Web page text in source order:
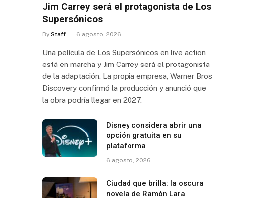
Jim Carrey será el protagonista de Los
Supersónicos
By Staff 6 agosto, 2026
Una película de Los Supersónicos en live action
está en marcha y Jim Carrey será el protagonista
de la adaptación. La propia empresa, Warner Bros
Discovery confirmó la producción y anunció que
la obra podría llegar en 2027.
Disney considera abrir una
opción gratuita en su
plataforma
6 agosto, 2026
Ciudad que brilla: la oscura
novela de Ramón Lara